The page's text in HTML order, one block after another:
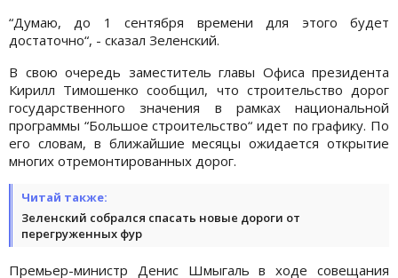
“Думаю, до 1 сентября времени для этого будет
достаточно“, - сказал Зеленский.
В свою очередь заместитель главы Офиса президента
Кирилл Тимошенко сообщил, что строительство дорог
государственного значения в рамках национальной
программы “Большое строительство“ идет по графику. По
его словам, в ближайшие месяцы ожидается открытие
многих отремонтированных дорог.
Читай также:
Зеленский собрался спасать новые дороги от
перегруженных фур
Премьер-министр Денис Шмыгаль в ходе совещания